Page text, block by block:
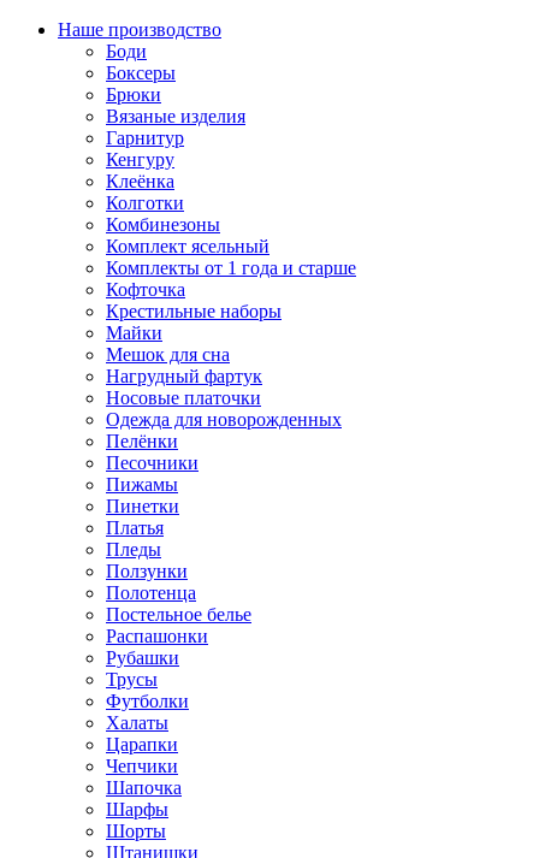
Наше производство
Боди
Боксеры
Брюки
Вязаные изделия
Гарнитур
Кенгуру
Клеёнка
Колготки
Комбинезоны
Комплект ясельный
Комплекты от 1 года и старше
Кофточка
Крестильные наборы
Майки
Мешок для сна
Нагрудный фартук
Носовые платочки
Одежда для новорожденных
Пелёнки
Песочники
Пижамы
Пинетки
Платья
Пледы
Ползунки
Полотенца
Постельное белье
Распашонки
Рубашки
Трусы
Футболки
Халаты
Царапки
Чепчики
Шапочка
Шарфы
Шорты
Штанишки